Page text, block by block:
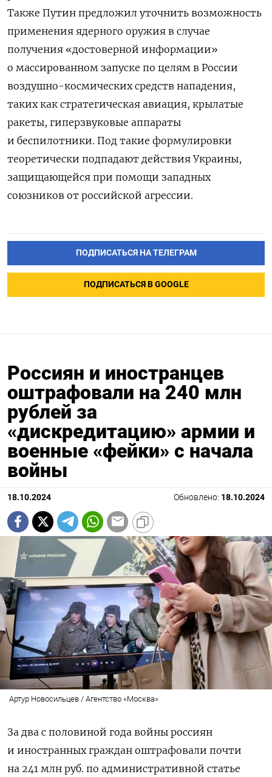
Также Путин предложил уточнить возможность
применения ядерного оружия в случае
получения «достоверной информации»
о массированном запуске по целям в России
воздушно-космических средств нападения,
таких как стратегическая авиация, крылатые
ракеты, гиперзвуковые аппараты
и беспилотники. Под такие формулировки
теоретически подпадают действия Украины,
защищающейся при помощи западных
союзников от российской агрессии.
ПОДПИСАТЬСЯ НА ТЕЛЕГРАМ
ПОДПИСАТЬСЯ В GOOGLE
Россиян и иностранцев
оштрафовали на 240 млн
рублей за
«дискредитацию» армии и
военные «фейки» с начала
войны
18.10.2024 Обновлено: 18.10.2024
Артур Новосильцев / Агентство «Москва»
За два с половиной года войны россиян
и иностранных граждан оштрафовали почти
на 241 млн руб. по административной статье